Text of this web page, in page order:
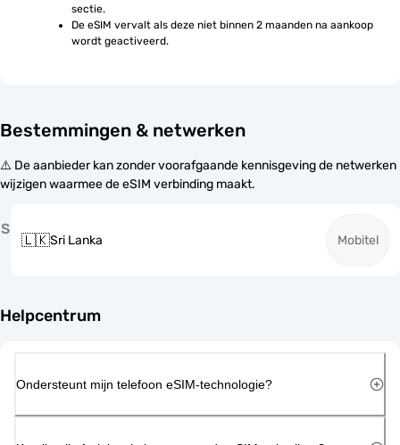
sectie.
De eSIM vervalt als deze niet binnen 2 maanden na aankoop
wordt geactiveerd.
Bestemmingen & netwerken
⚠️ De aanbieder kan zonder voorafgaande kennisgeving de netwerken
wijzigen waarmee de eSIM verbinding maakt.
S
🇱🇰Sri Lanka Mobitel
Helpcentrum
Ondersteunt mijn telefoon eSIM-technologie?